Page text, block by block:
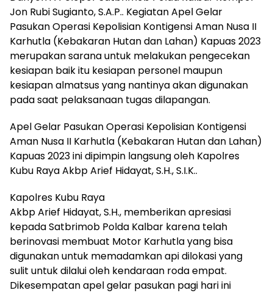
Jon Rubi Sugianto, S.A.P.. Kegiatan Apel Gelar
Pasukan Operasi Kepolisian Kontigensi Aman Nusa II
Karhutla (Kebakaran Hutan dan Lahan) Kapuas 2023
merupakan sarana untuk melakukan pengecekan
kesiapan baik itu kesiapan personel maupun
kesiapan almatsus yang nantinya akan digunakan
pada saat pelaksanaan tugas dilapangan.
Apel Gelar Pasukan Operasi Kepolisian Kontigensi
Aman Nusa II Karhutla (Kebakaran Hutan dan Lahan)
Kapuas 2023 ini dipimpin langsung oleh Kapolres
Kubu Raya Akbp Arief Hidayat, S.H., S.I.K..
Kapolres Kubu Raya
Akbp Arief Hidayat, S.H., memberikan apresiasi
kepada Satbrimob Polda Kalbar karena telah
berinovasi membuat Motor Karhutla yang bisa
digunakan untuk memadamkan api dilokasi yang
sulit untuk dilalui oleh kendaraan roda empat.
Dikesempatan apel gelar pasukan pagi hari ini